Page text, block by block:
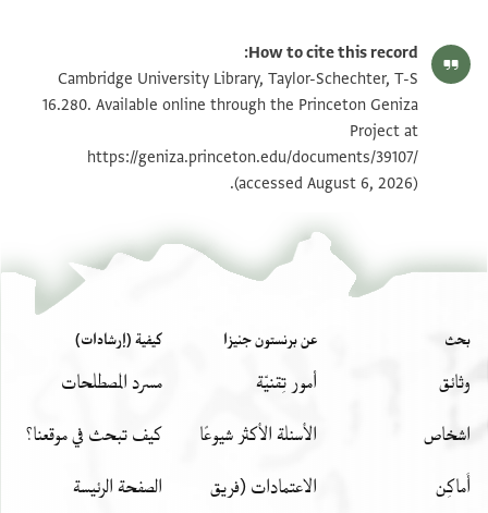
T-S 16.280 1r
عرض :T-S 16.280
بيان أذونات الصورة
How to cite this record:
Cambridge University Library, Taylor-Schechter, T-S
16.280. Available online through the Princeton Geniza
Project at
https://geniza.princeton.edu/documents/39107/
(accessed August 6, 2026).
بحث
وثائق
اشخاص
أَماكِن
عن برنستون جنيزا
أمور تِقنيّة
الأسئلة الأكثر شيوعًا
الاعتمادات (فريق
كيفية (إرشادات)
مسرد المصطلحات
كيف تبحث في موقعنا؟
الصفحة الرئيسة